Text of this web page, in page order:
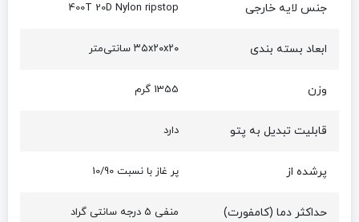
جنس لایه خارجی 400T 20D Nylon ripstop
ابعاد بسته بندی ۳۵x۲۰x۲۰ سانتی‌متر
وزن 1355 گرم
قابلیت تبدیل به پتو دارد
پرشده از پر غاز با نسبت 10/90
حداکثر دما (کامفورت) منفی 5 درجه سانتی گراد